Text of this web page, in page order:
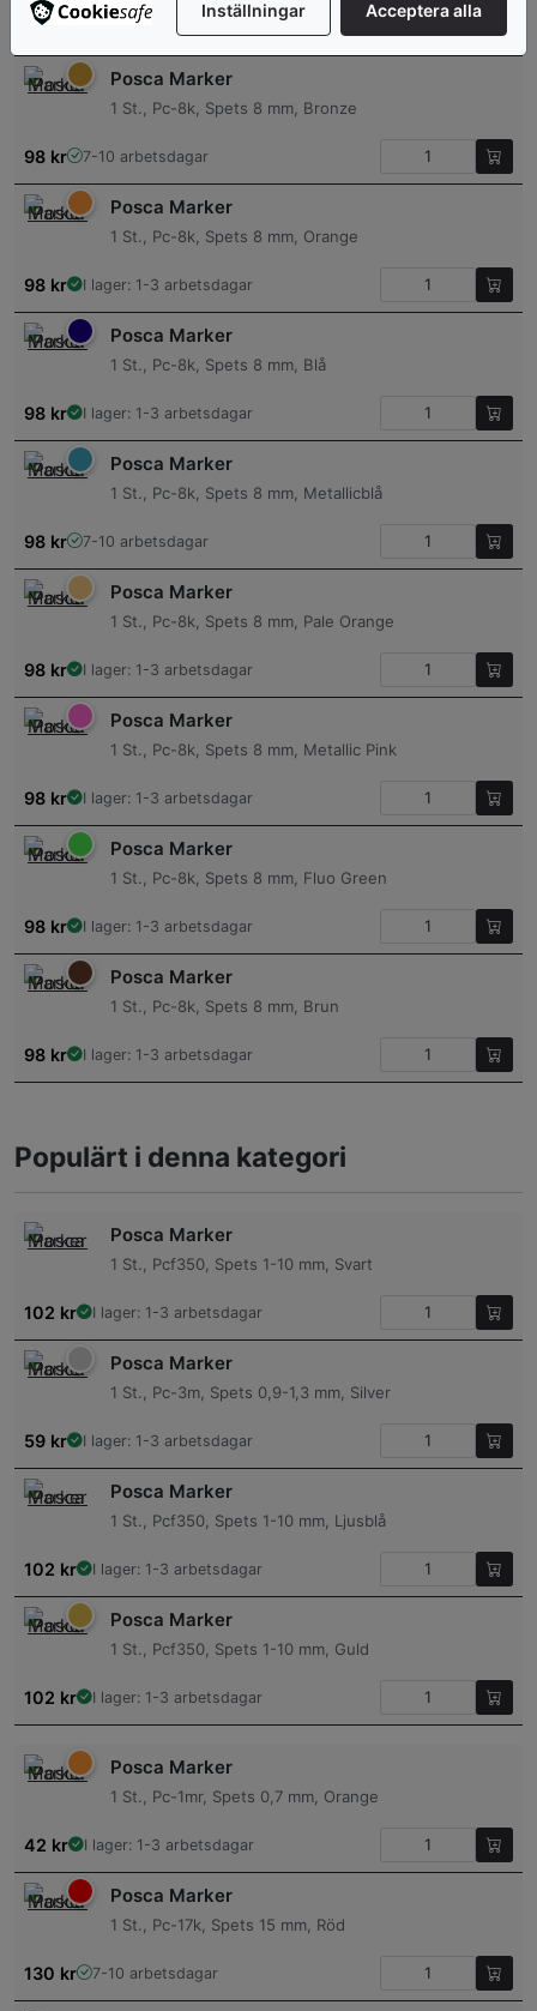
98 I lager: 1-3 arbetsdagar
Posca Marker
1 St., Pc-8k, Spets 8 mm, Bronze
98 kr 7-10 arbetsdagar
Posca Marker
1 St., Pc-8k, Spets 8 mm, Orange
98 kr I lager: 1-3 arbetsdagar
Posca Marker
1 St., Pc-8k, Spets 8 mm, Blå
98 kr I lager: 1-3 arbetsdagar
Posca Marker
1 St., Pc-8k, Spets 8 mm, Metallicblå
98 kr 7-10 arbetsdagar
Posca Marker
1 St., Pc-8k, Spets 8 mm, Pale Orange
98 kr I lager: 1-3 arbetsdagar
Posca Marker
1 St., Pc-8k, Spets 8 mm, Metallic Pink
98 kr I lager: 1-3 arbetsdagar
Posca Marker
1 St., Pc-8k, Spets 8 mm, Fluo Green
98 kr I lager: 1-3 arbetsdagar
Posca Marker
1 St., Pc-8k, Spets 8 mm, Brun
98 kr I lager: 1-3 arbetsdagar
Populärt i denna kategori
Posca Marker
1 St., Pcf350, Spets 1-10 mm, Svart
102 kr I lager: 1-3 arbetsdagar
Posca Marker
1 St., Pc-3m, Spets 0,9-1,3 mm, Silver
59 kr I lager: 1-3 arbetsdagar
Posca Marker
1 St., Pcf350, Spets 1-10 mm, Ljusblå
102 kr I lager: 1-3 arbetsdagar
Posca Marker
1 St., Pcf350, Spets 1-10 mm, Guld
102 kr I lager: 1-3 arbetsdagar
Posca Marker
1 St., Pc-1mr, Spets 0,7 mm, Orange
42 kr I lager: 1-3 arbetsdagar
Posca Marker
1 St., Pc-17k, Spets 15 mm, Röd
130 kr 7-10 arbetsdagar
Inställningar Acceptera alla